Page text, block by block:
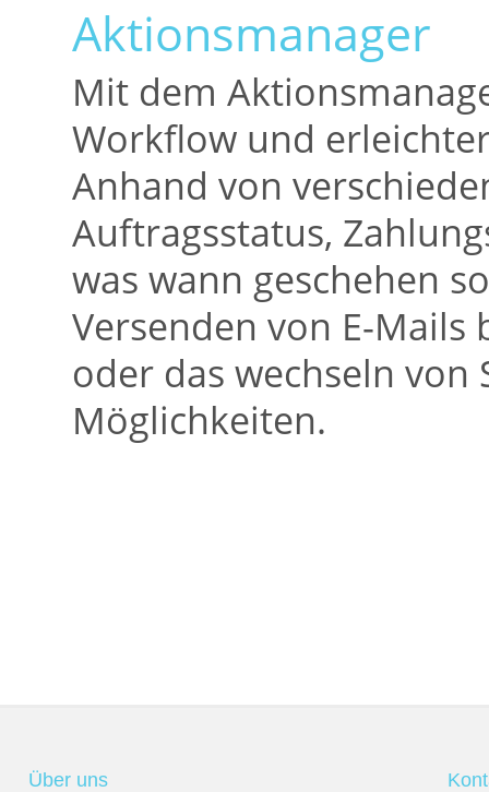
Aktionsmanager
Mit dem
Workflow und
Anhand von
Auftragsstatus,
was wann geschehen
Versenden von E-
oder das wechseln
Möglichkeiten.
Über uns